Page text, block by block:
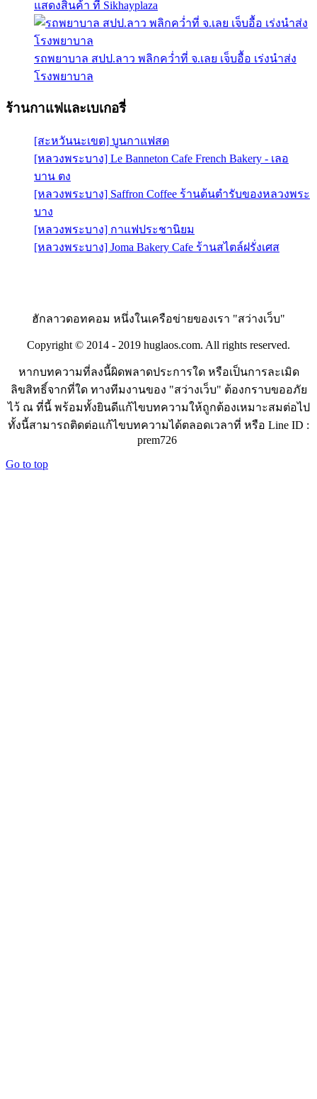
แสดงสินค้า ที่ Sikhayplaza
รถพยาบาล สปป.ลาว พลิกคว่ำที่ จ.เลย เจ็บอื้อ เร่งนำส่ง
โรงพยาบาล
ร้านกาแฟและเบเกอรี่
[สะหวันนะเขต] บูนกาแฟสด
[หลวงพระบาง] Le Banneton Cafe French Bakery - เลอ
บาน ตง
[หลวงพระบาง] Saffron Coffee ร้านต้นตำรับของหลวงพระ
บาง
[หลวงพระบาง] กาแฟประชานิยม
[หลวงพระบาง] Joma Bakery Cafe ร้านสไตล์ฝรั่งเศส
ฮักลาวดอทคอม หนึ่งในเครือข่ายของเรา "สว่างเว็บ"
Copyright © 2014 - 2019 huglaos.com. All rights reserved.
หากบทความที่ลงนี้ผิดพลาดประการใด หรือเป็นการละเมิด
ลิขสิทธิ์จากที่ใด ทางทีมงานของ "สว่างเว็บ" ต้องกราบขออภัย
ไว้ ณ ที่นี้ พร้อมทั้งยินดีแก้ไขบทความให้ถูกต้องเหมาะสมต่อไป
ทั้งนี้สามารถติดต่อแก้ไขบทความได้ตลอดเวลาที่ หรือ Line ID :
prem726
Go to top